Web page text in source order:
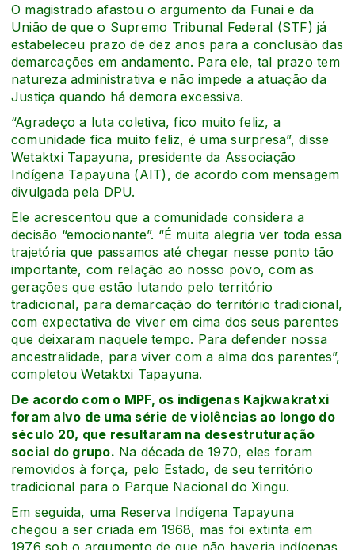
O magistrado afastou o argumento da Funai e da
União de que o Supremo Tribunal Federal (STF) já
estabeleceu prazo de dez anos para a conclusão das
demarcações em andamento. Para ele, tal prazo tem
natureza administrativa e não impede a atuação da
Justiça quando há demora excessiva.
“Agradeço a luta coletiva, fico muito feliz, a
comunidade fica muito feliz, é uma surpresa”, disse
Wetaktxi Tapayuna, presidente da Associação
Indígena Tapayuna (AIT), de acordo com mensagem
divulgada pela DPU.
Ele acrescentou que a comunidade considera a
decisão “emocionante”. “É muita alegria ver toda essa
trajetória que passamos até chegar nesse ponto tão
importante, com relação ao nosso povo, com as
gerações que estão lutando pelo território
tradicional, para demarcação do território tradicional,
com expectativa de viver em cima dos seus parentes
que deixaram naquele tempo. Para defender nossa
ancestralidade, para viver com a alma dos parentes”,
completou Wetaktxi Tapayuna.
De acordo com o MPF, os indígenas Kajkwakratxi
foram alvo de uma série de violências ao longo do
século 20, que resultaram na desestruturação
social do grupo. Na década de 1970, eles foram
removidos à força, pelo Estado, de seu território
tradicional para o Parque Nacional do Xingu.
Em seguida, uma Reserva Indígena Tapayuna
chegou a ser criada em 1968, mas foi extinta em
1976 sob o argumento de que não haveria indígenas